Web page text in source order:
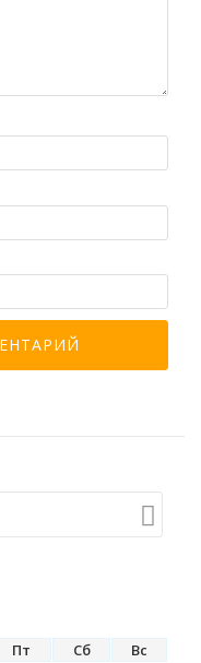
Пт Сб Вс